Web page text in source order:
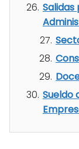
Salidas
Sueldo